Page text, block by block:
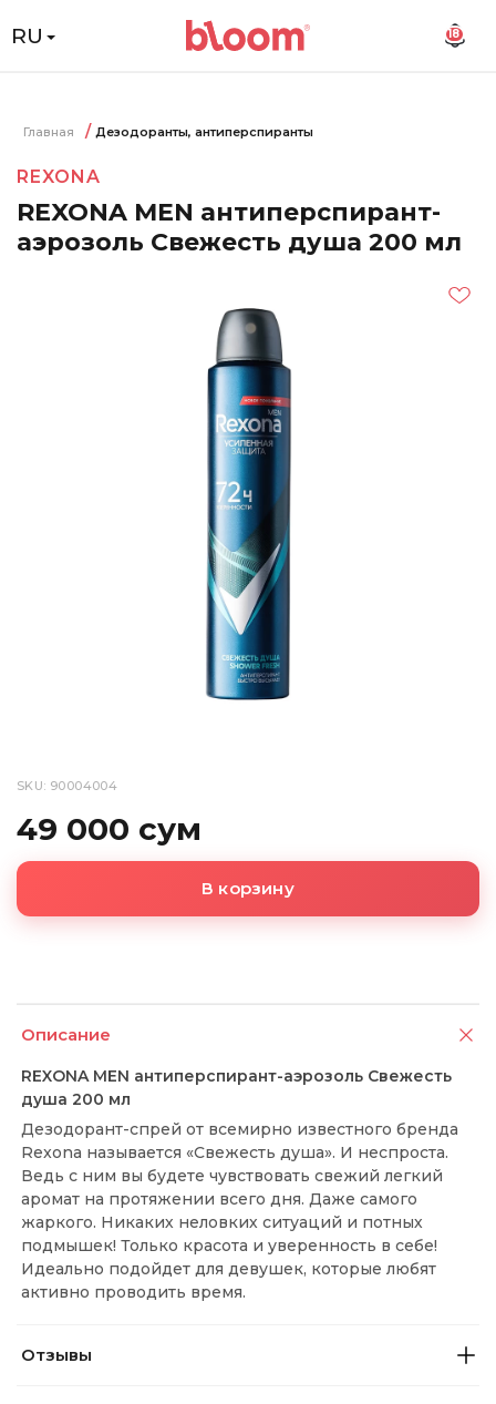
RU 18
Главная Дезодоранты, антиперспиранты
REXONA
REXONA MEN антиперспирант-
аэрозоль Свежесть душа 200 мл
SKU: 90004004
49 000 сум
В корзину
Описание
REXONA MEN антиперспирант-аэрозоль Свежесть
душа 200 мл
Дезодорант-спрей от всемирно известного бренда
Rexona называется «Свежесть душа». И неспроста.
Ведь с ним вы будете чувствовать свежий легкий
аромат на протяжении всего дня. Даже самого
жаркого. Никаких неловких ситуаций и потных
подмышек! Только красота и уверенность в себе!
Идеально подойдет для девушек, которые любят
активно проводить время.
Отзывы